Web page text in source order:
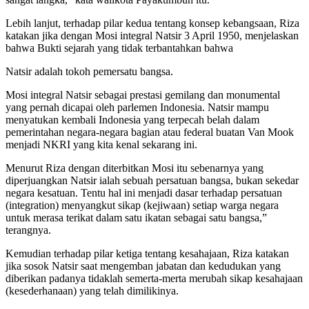
Lebih lanjut, terhadap pilar kedua tentang konsep kebangsaan, Riza
katakan jika dengan Mosi integral Natsir 3 April 1950, menjelaskan
bahwa Bukti sejarah yang tidak terbantahkan bahwa
Natsir adalah tokoh pemersatu bangsa.
Mosi integral Natsir sebagai prestasi gemilang dan monumental
yang pernah dicapai oleh parlemen Indonesia. Natsir mampu
menyatukan kembali Indonesia yang terpecah belah dalam
pemerintahan negara-negara bagian atau federal buatan Van Mook
menjadi NKRI yang kita kenal sekarang ini.
Menurut Riza dengan diterbitkan Mosi itu sebenarnya yang
diperjuangkan Natsir ialah sebuah persatuan bangsa, bukan sekedar
negara kesatuan. Tentu hal ini menjadi dasar terhadap persatuan
(integration) menyangkut sikap (kejiwaan) setiap warga negara
untuk merasa terikat dalam satu ikatan sebagai satu bangsa,”
terangnya.
Kemudian terhadap pilar ketiga tentang kesahajaan, Riza katakan
jika sosok Natsir saat mengemban jabatan dan kedudukan yang
diberikan padanya tidaklah semerta-merta merubah sikap kesahajaan
(kesederhanaan) yang telah dimilikinya.